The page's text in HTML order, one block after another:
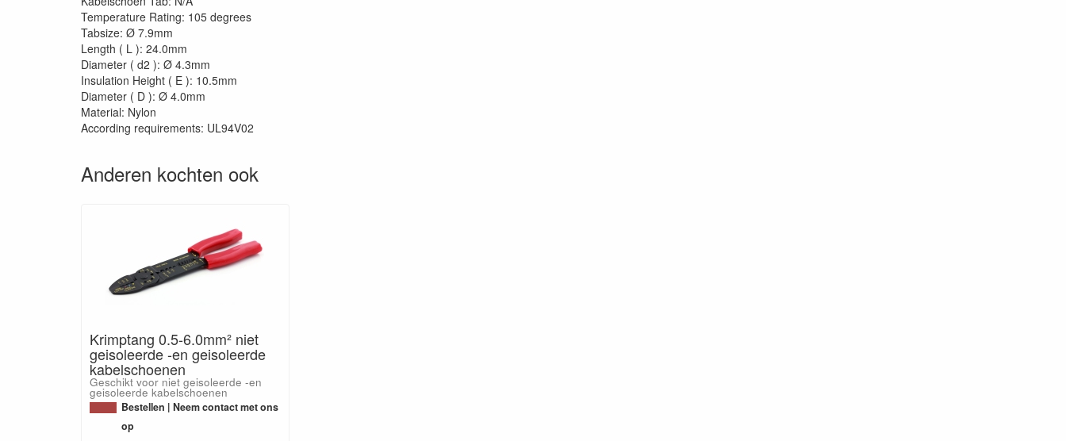
Temperature Rating: 105 degrees
Tabsize: Ø 7.9mm
Length ( L ): 24.0mm
Diameter ( d2 ): Ø 4.3mm
Insulation Height ( E ): 10.5mm
Diameter ( D ): Ø 4.0mm
Material: Nylon
According requirements: UL94V02
Anderen kochten ook
Krimptang 0.5-6.0mm² niet
geisoleerde -en geisoleerde
kabelschoenen
Geschikt voor niet geisoleerde -en
geisoleerde kabelschoenen
Bestellen | Neem contact met ons
op